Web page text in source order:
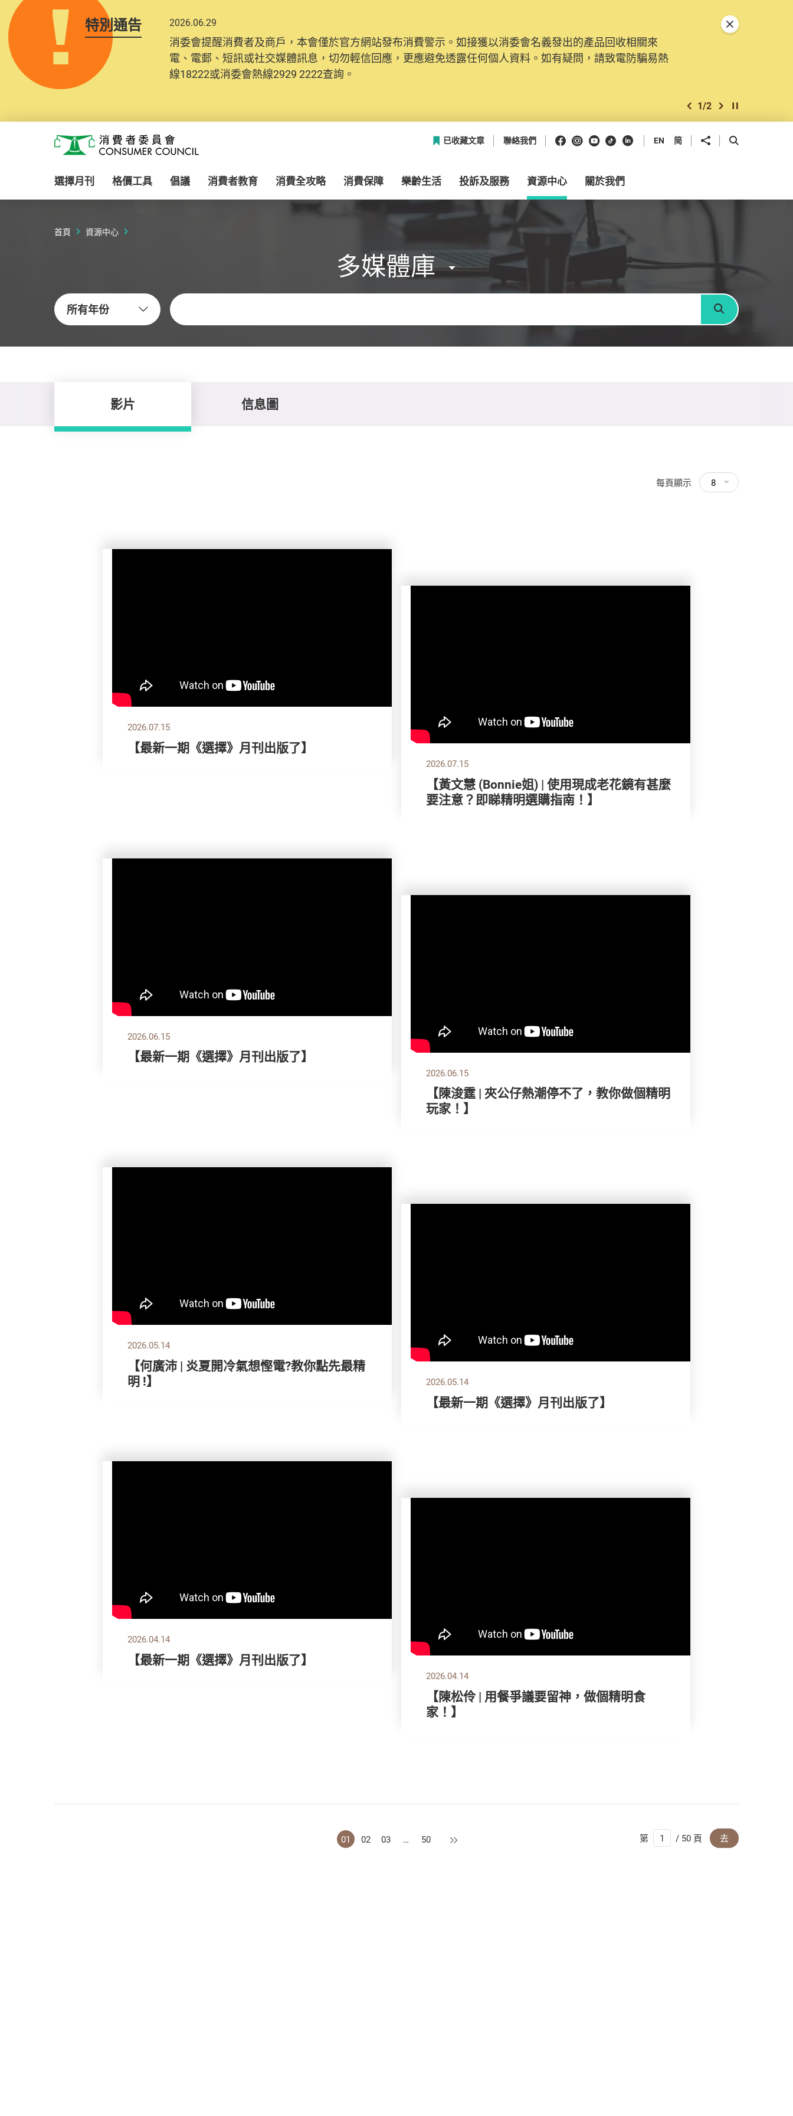
特別通告 2026.06.29
消委會提醒消費者及商戶，本會僅於官方網站發布消費警示。如接獲以消委會名義發出的產品回收相關來
電、電郵、短訊或社交媒體訊息，切勿輕信回應，更應避免透露任何個人資料。如有疑問，請致電防騙易熱
線18222或消委會熱線2929 2222查詢。
2025.10.31
為提升使用者體驗及網絡安全，本會的投訴處理系統已經進行升級及推出新功能。由2025年11月10日起，
消費者需要提供基本聯絡資料（包括姓名、電郵及電話）註冊帳戶，才可提交投訴、查詢及建議。所有提交
紀錄將清晰整合於帳戶中，方便日後作出跟進。
上一個
2/2 下一個開始/暫停幻燈
關閉特別通告
消費者委員會
已收藏文章 聯絡我們 Facebook
Instagram
Youtube
抖音領英 EN 简 分享到 開啟搜尋框
選擇月刊 格價工具 倡議 消費者教育 消費全攻略 消費保障 樂齡生活 投訴及服務 資源中心 關於我們
首頁 資源中心
多媒體庫
所有年份
關鍵字
搜尋
影片 信息圖
每頁顯示 8
2026.07.15
【最新一期《選擇》月刊出版了】
2026.07.15
【黃文慧 (Bonnie姐) | 使用現成老花鏡有甚麼
要注意？即睇精明選購指南！】
2026.06.15
【最新一期《選擇》月刊出版了】
2026.06.15
【陳浚霆 | 夾公仔熱潮停不了，教你做個精明
玩家！】
2026.05.14
【何廣沛 | 炎夏開冷氣想慳電?教你點先最精
明 !】
2026.05.14
【最新一期《選擇》月刊出版了】
2026.04.14
【最新一期《選擇》月刊出版了】
2026.04.14
【陳松伶 | 用餐爭議要留神，做個精明食
家！】
01 02 03 … 50 下一頁 第 / 50 頁 去